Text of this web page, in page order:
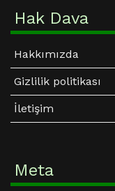
Müslüman neden
سَب۪يلِ اللّٰهِ
وَالنِّسَٓاءِ
اَخْرِجْنَا مِنْ
مِنْ لَدُنْكَ
Hak Dava
Hakkımızda
Gizlilik politikası
İletişim
Meta